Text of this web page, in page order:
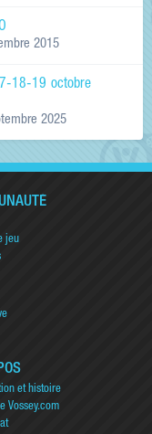
2015
18-19 octobre
2025
jeu
et histoire
Vossey.com